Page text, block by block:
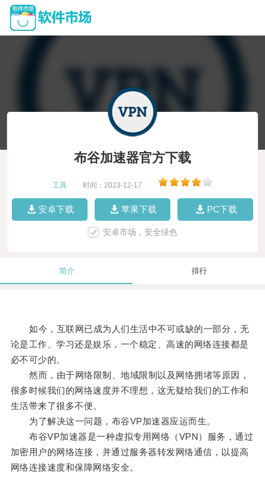
布谷加速器官方下载
工具 时间：2023-12-17
安卓下载 苹果下载 PC下载
安卓市场，安全绿色
简介 排行
如今，互联网已成为人们生活中不可或缺的一部分，无
论是工作、学习还是娱乐，一个稳定、高速的网络连接都是
必不可少的。
然而，由于网络限制、地域限制以及网络拥堵等原因，
很多时候我们的网络速度并不理想，这无疑给我们的工作和
生活带来了很多不便。
为了解决这一问题，布谷VP加速器应运而生。
布谷VP加速器是一种虚拟专用网络（VPN）服务，通过
加密用户的网络连接，并通过服务器转发网络通信，以提高
网络连接速度和保障网络安全。